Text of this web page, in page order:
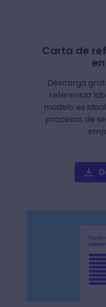
Carta de
Descarga
referencia
modelo es
procesos de